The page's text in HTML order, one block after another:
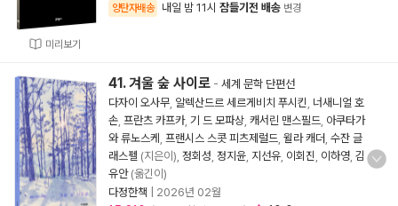
미리보기
양탄자배송 내일 밤 11시 잠들기전 배송 변경
41. 겨울 숲 사이로 - 세계 문학 단편선
다자이 오사무 알렉산드르 세르게비치 푸시킨 너새니얼 호
손 프란츠 카프카, 기 드 모파상 캐서린 맨스필드 아쿠타가
와 류노스케
프랜시스 스콧 피츠제럴드 윌라 캐더 수잔 글
래스펠 (지은이), 정회성 정지윤 지선유 이회진 이하영 김
유안(옮긴이)
다정한책
2026년 02월